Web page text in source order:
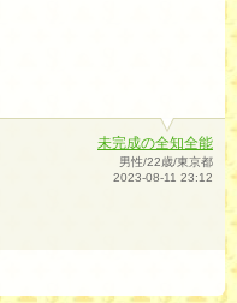
未完成の全知全能
男性/22歳/東京都
2023-08-11 23:12